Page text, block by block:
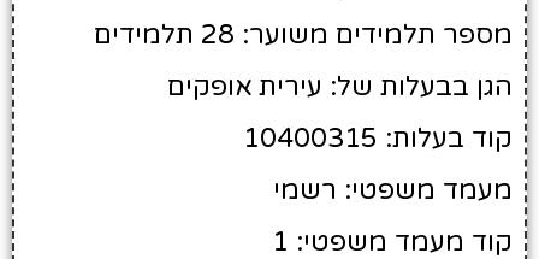
מספר תלמידים משוער: 28 תלמידים
הגן בבעלות של: עירית אופקים
קוד בעלות: 10400315
מעמד משפטי: רשמי
קוד מעמד משפטי: 1